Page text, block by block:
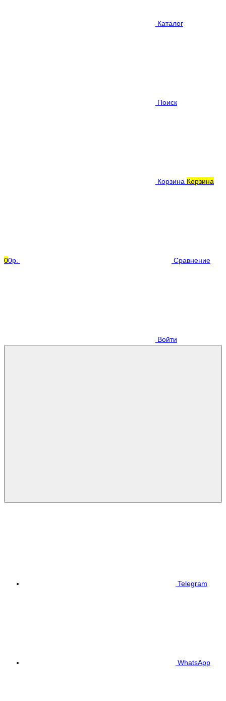
Каталог
Поиск
Корзина Корзина
00р. Сравнение
Войти
Telegram
WhatsApp